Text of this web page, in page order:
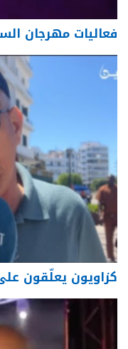
فعاليات مهرجان
كزاويون يعلّقون